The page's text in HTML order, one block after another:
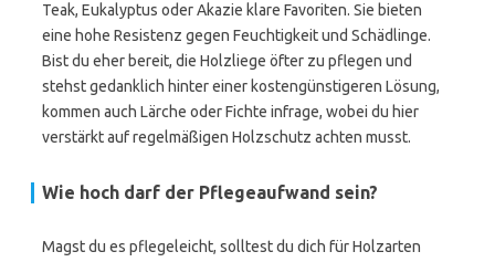
Teak, Eukalyptus oder Akazie klare Favoriten. Sie bieten
eine hohe Resistenz gegen Feuchtigkeit und Schädlinge.
Bist du eher bereit, die Holzliege öfter zu pflegen und
stehst gedanklich hinter einer kostengünstigeren Lösung,
kommen auch Lärche oder Fichte infrage, wobei du hier
verstärkt auf regelmäßigen Holzschutz achten musst.
Wie hoch darf der Pflegeaufwand sein?
Magst du es pflegeleicht, solltest du dich für Holzarten